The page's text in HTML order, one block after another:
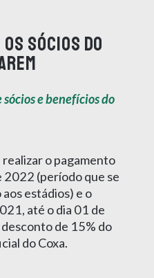
sócios do
e benefícios do
o pagamento
2022 (período que se
estádios) e o
até o dia 01 de
de 15% do
do Coxa.